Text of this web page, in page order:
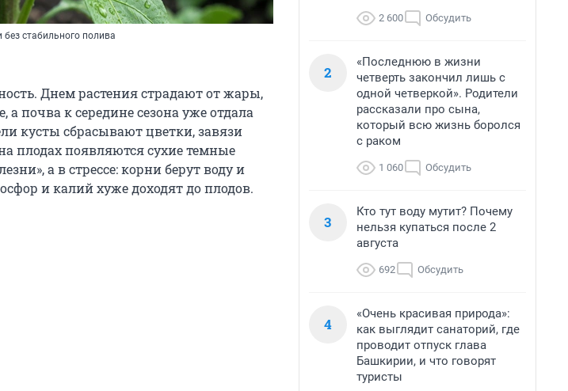
стабильного полива
Днем растения страдают от жары,
почва к середине сезона уже отдала
кусты сбрасывают цветки, завязи
плодах появляются сухие темные
а в стрессе: корни берут воду и
и калий хуже доходят до плодов.
2 600 Обсудить
2
«Последнюю в жизни
четверть закончил лишь с
одной четверкой». Родители
рассказали про сына,
который всю жизнь боролся
с раком
1 060 Обсудить
3
Кто тут воду мутит? Почему
нельзя купаться после 2
августа
692 Обсудить
4
«Очень красивая природа»:
как выглядит санаторий, где
проводит отпуск глава
Башкирии, и что говорят
туристы